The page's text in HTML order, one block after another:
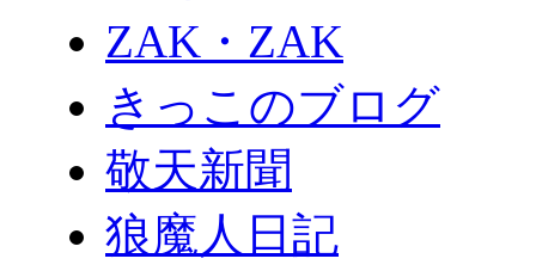
ZAK・ZAK
きっこのブログ
敬天新聞
狼魔人日記